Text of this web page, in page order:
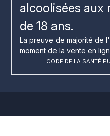
alcoolisées aux
de 18 ans.
La preuve de majorité de
moment de la vente en
CODE DE LA SANTÉ